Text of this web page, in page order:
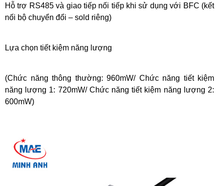
Hỗ trợ RS485 và giao tiếp nối tiếp khi sử dụng với BFC (kết
nối bộ chuyển đổi – sold riêng)
Lựa chọn tiết kiệm năng lượng
(Chức năng thông thường: 960mW/ Chức năng tiết kiệm
năng lượng 1: 720mW/ Chức năng tiết kiệm năng lượng 2:
600mW)